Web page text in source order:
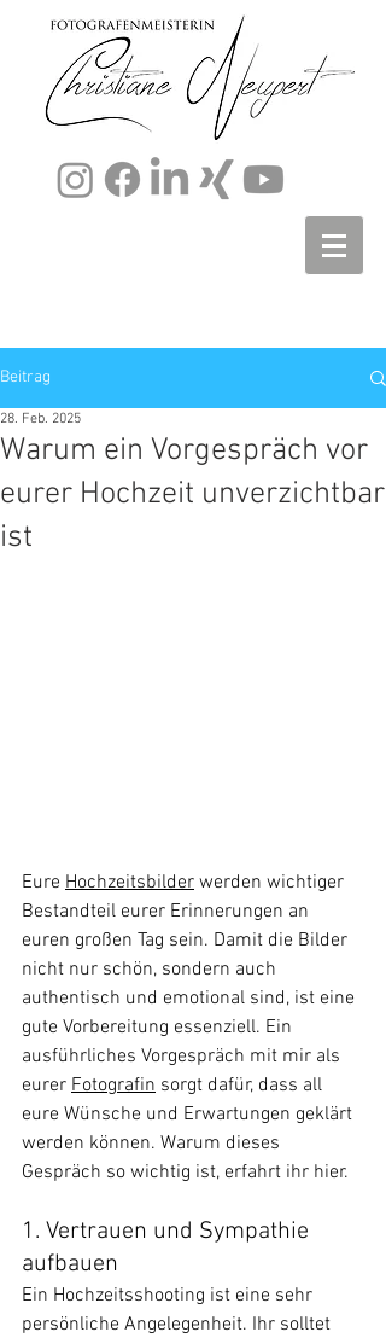
Beitrag
Warum ein Vorgespräch vor
eurer Hochzeit unverzichtbar
ist
28. Feb. 2025
Eure Hochzeitsbilder werden wichtiger
Bestandteil eurer Erinnerungen an
euren großen Tag sein. Damit die Bilder
nicht nur schön, sondern auch
authentisch und emotional sind, ist eine
gute Vorbereitung essenziell. Ein
ausführliches Vorgespräch mit mir als
eurer Fotografin sorgt dafür, dass all
eure Wünsche und Erwartungen geklärt
werden können. Warum dieses
Gespräch so wichtig ist, erfahrt ihr hier.
1. Vertrauen und Sympathie
aufbauen
Ein Hochzeitsshooting ist eine sehr
persönliche Angelegenheit. Ihr solltet